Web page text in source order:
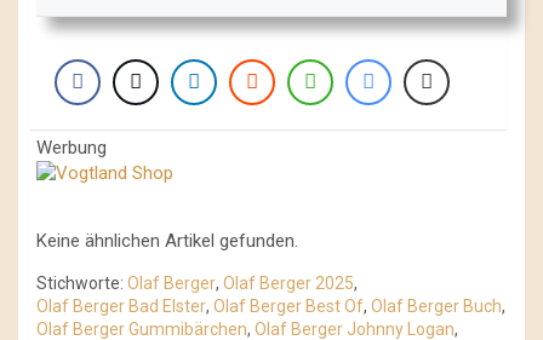
Werbung
Keine ähnlichen Artikel gefunden.
Stichworte: Olaf Berger, Olaf Berger 2025,
Olaf Berger Bad Elster, Olaf Berger Best Of, Olaf Berger Buch,
Olaf Berger Gummibärchen, Olaf Berger Johnny Logan,